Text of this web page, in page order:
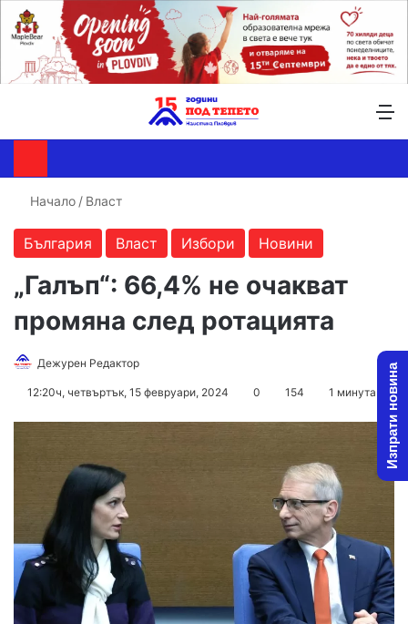
Начало / Власт
България Власт Избори Новини
„Галъп“: 66,4% не очакват
промяна след ротацията
Дежурен Редактор
12:20ч, четвъртък, 15 февруари, 2024 0 154 1 минута Изпрати новина